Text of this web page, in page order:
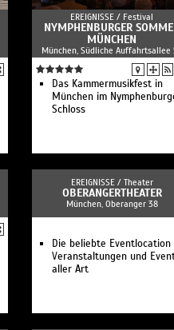
EREIGNISSE / Festival
NYMPHENBURGER
MÜNCHEN
München, Südliche Auffahrtsallee
Das Kammermusikfest in
München im
Schloss
EREIGNISSE / Theater
OBERANGERTHEATER
München, Oberanger 38
Die beliebte
Veranstaltungen und
aller Art